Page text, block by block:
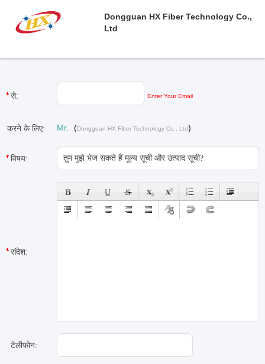
Dongguan HX Fiber Technology Co.,
Ltd
से: Enter Your Email
करने के लिए: Mr. (Dongguan HX Fiber Technology Co., Ltd)
विषय:
संदेश:
टेलीफोन: